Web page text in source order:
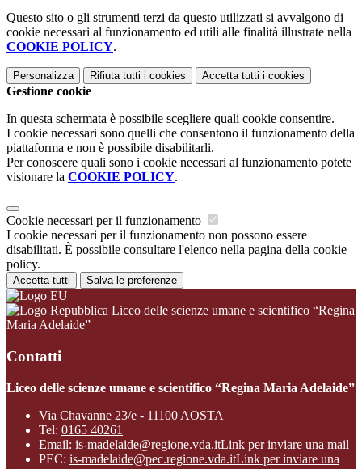
Questo sito o gli strumenti terzi da questo utilizzati si avvalgono di
cookie necessari al funzionamento ed utili alle finalità illustrate nella
COOKIE POLICY.
Personalizza Rifiuta tutti i cookies Accetta tutti i cookies
Gestione cookie
In questa schermata è possibile scegliere quali cookie consentire.
I cookie necessari sono quelli che consentono il funzionamento della
piattaforma e non è possibile disabilitarli.
Per conoscere quali sono i cookie necessari al funzionamento potete
visionare la COOKIE POLICY.
Cookie necessari per il funzionamento
I cookie necessari per il funzionamento non possono essere
disabilitati. È possibile consultare l'elenco nella pagina della cookie
policy.
Accetta tutti Salva le preferenze
Liceo delle scienze umane e scientifico “Regina
Maria Adelaide”
Contatti
Liceo delle scienze umane e scientifico “Regina Maria Adelaide”
Via Chavanne 23/e - 11100 AOSTA
Tel: 0165 40261
Email: is-madelaide@regione.vda.itLink per inviare una mail
PEC: is-madelaide@pec.regione.vda.itLink per inviare una